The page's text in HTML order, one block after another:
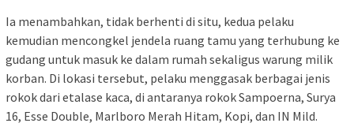
Ia menambahkan, tidak berhenti di situ, kedua pelaku
kemudian mencongkel jendela ruang tamu yang terhubung ke
gudang untuk masuk ke dalam rumah sekaligus warung milik
korban. Di lokasi tersebut, pelaku menggasak berbagai jenis
rokok dari etalase kaca, di antaranya rokok Sampoerna, Surya
16, Esse Double, Marlboro Merah Hitam, Kopi, dan IN Mild.